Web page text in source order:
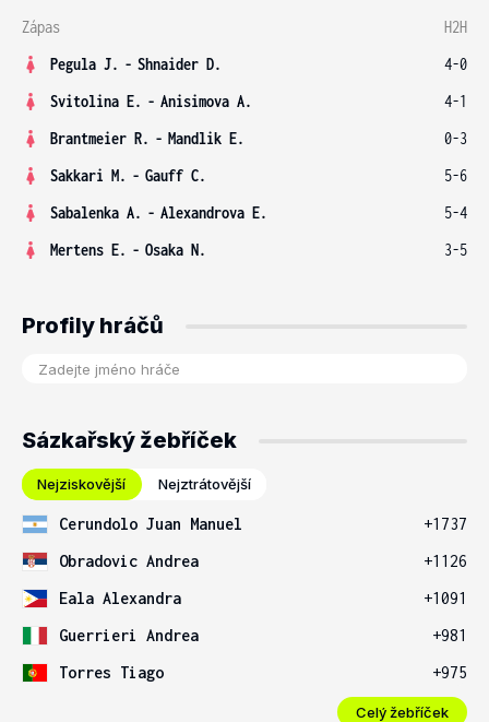
Zápas
H2H
Pegula J. - Shnaider D.
4-0
Svitolina E. - Anisimova A.
4-1
Brantmeier R. - Mandlik E.
0-3
Sakkari M. - Gauff C.
5-6
Sabalenka A. - Alexandrova E.
5-4
Mertens E. - Osaka N. 3-5
Profily hráčů
Sázkařský žebříček
Nejziskovější Nejztrátovější
Cerundolo Juan Manuel
+1737
Obradovic Andrea
+1126
Eala Alexandra
+1091
Guerrieri Andrea
+981
Torres Tiago
+975
Celý žebříček